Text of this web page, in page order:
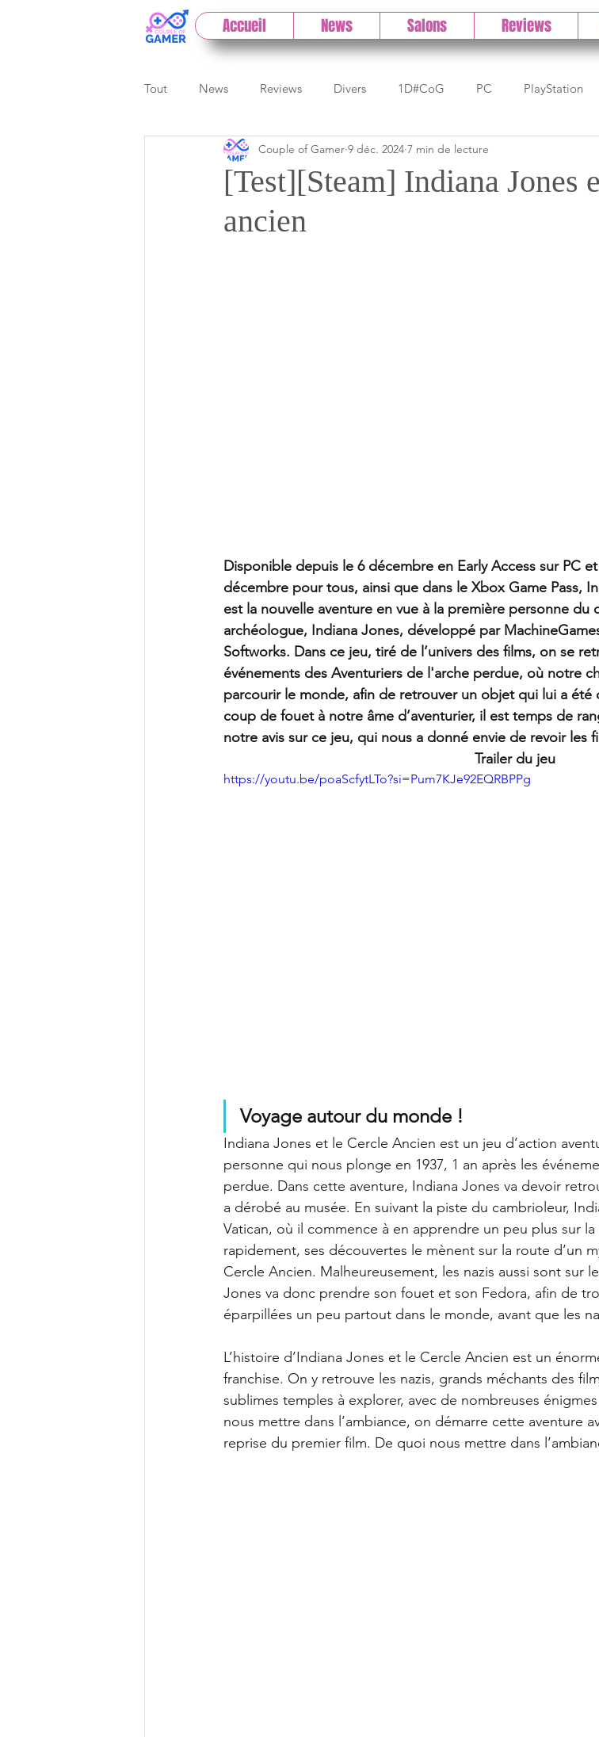
Accueil News Salons Reviews
Tout News Reviews Divers 1D#CoG PC PlayStation
Previews Cloud Test indé DLC
Paris Games Week
[Test][Steam] Indiana Jones
ancien
Couple of Gamer 9 déc. 2024 7 min de lecture
Disponible depuis le 6 décembre en Early Access sur PC
décembre pour tous, ainsi que dans le Xbox Game Pass,
est la nouvelle aventure en vue à la première personne du
archéologue, Indiana Jones, développé par
Softworks. Dans ce jeu, tiré de l’univers des films, on se
événements des Aventuriers de l'arche perdue, où notre
parcourir le monde, afin de retrouver un objet qui lui a
coup de fouet à notre âme d’aventurier, il est temps de
notre avis sur ce jeu, qui nous a donné envie de revoir les
Trailer du jeu
https://youtu.be/poaScfytLTo?si=Pum7KJe92EQRBPPg
Voyage autour du monde !
Indiana Jones et le Cercle Ancien est un jeu d’action
personne qui nous plonge en 1937, 1 an après les
perdue. Dans cette aventure, Indiana Jones va devoir
a dérobé au musée. En suivant la piste du cambrioleur,
Vatican, où il commence à en apprendre un peu plus sur
rapidement, ses découvertes le mènent sur la route d’un
Cercle Ancien. Malheureusement, les nazis aussi sont sur
Jones va donc prendre son fouet et son Fedora, afin de
éparpillées un peu partout dans le monde, avant que les
L’histoire d’Indiana Jones et le Cercle Ancien est un
franchise. On y retrouve les nazis, grands méchants des
sublimes temples à explorer, avec de nombreuses
nous mettre dans l’ambiance, on démarre cette aventure
reprise du premier film. De quoi nous mettre dans